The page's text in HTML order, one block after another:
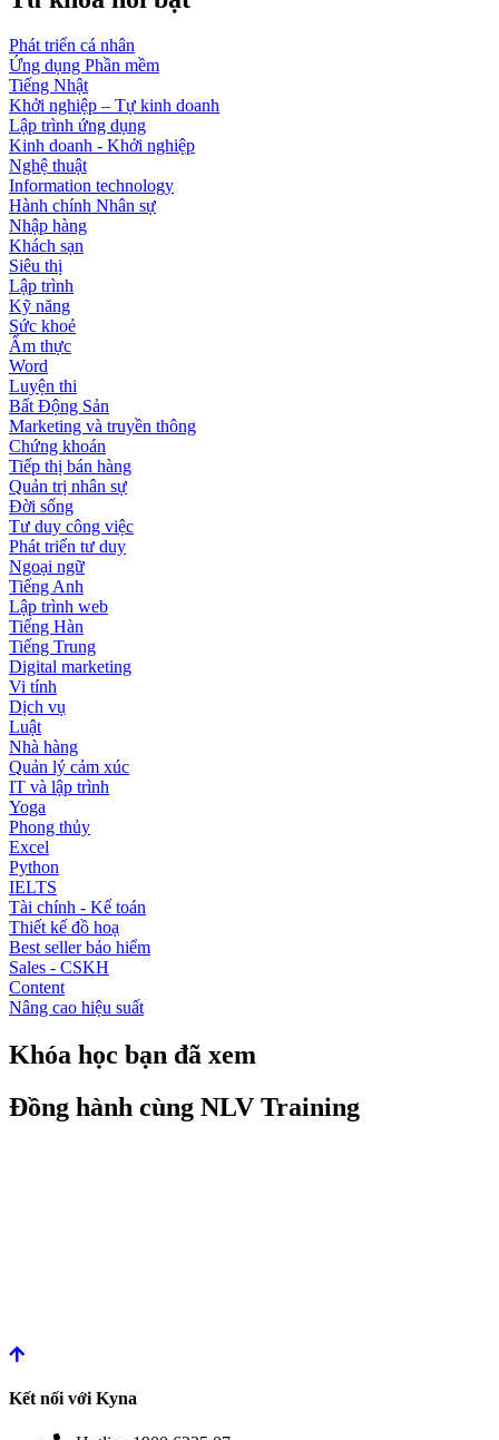
Phát triển cá nhân
Ứng dụng Phần mềm
Tiếng Nhật
Khởi nghiệp – Tự kinh doanh
Lập trình ứng dụng
Kinh doanh - Khởi nghiệp
Nghệ thuật
Information technology
Hành chính Nhân sự
Nhập hàng
Khách sạn
Siêu thị
Lập trình
Kỹ năng
Sức khoẻ
Ẩm thực
Word
Luyện thi
Bất Động Sản
Marketing và truyền thông
Chứng khoán
Tiếp thị bán hàng
Quản trị nhân sự
Đời sống
Tư duy công việc
Phát triển tư duy
Ngoại ngữ
Tiếng Anh
Lập trình web
Tiếng Hàn
Tiếng Trung
Digital marketing
Vi tính
Dịch vụ
Luật
Nhà hàng
Quản lý cảm xúc
IT và lập trình
Yoga
Phong thủy
Excel
Python
IELTS
Tài chính - Kế toán
Thiết kế đồ hoạ
Best seller bảo hiểm
Sales - CSKH
Content
Nâng cao hiệu suất
Khóa học bạn đã xem
Đồng hành cùng NLV Training
Kết nối với Kyna